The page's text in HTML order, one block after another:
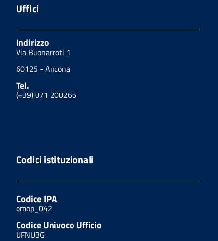
Uffici
Indirizzo
Via Buonarroti 1
60125 - Ancona
Tel.
(+39) 071 200266
Codici istituzionali
Codice IPA
omop_042
Codice Univoco Ufficio
UFNUBG